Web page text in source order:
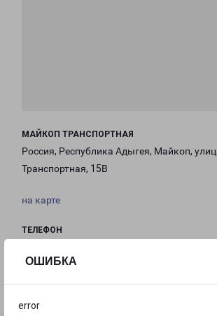
ОШИБКА
error
МАЙКОП ТРАНСПОРТНАЯ
Россия, Республика Адыгея, Майкоп,
Транспортная, 15В
на карте
ТЕЛЕФОН